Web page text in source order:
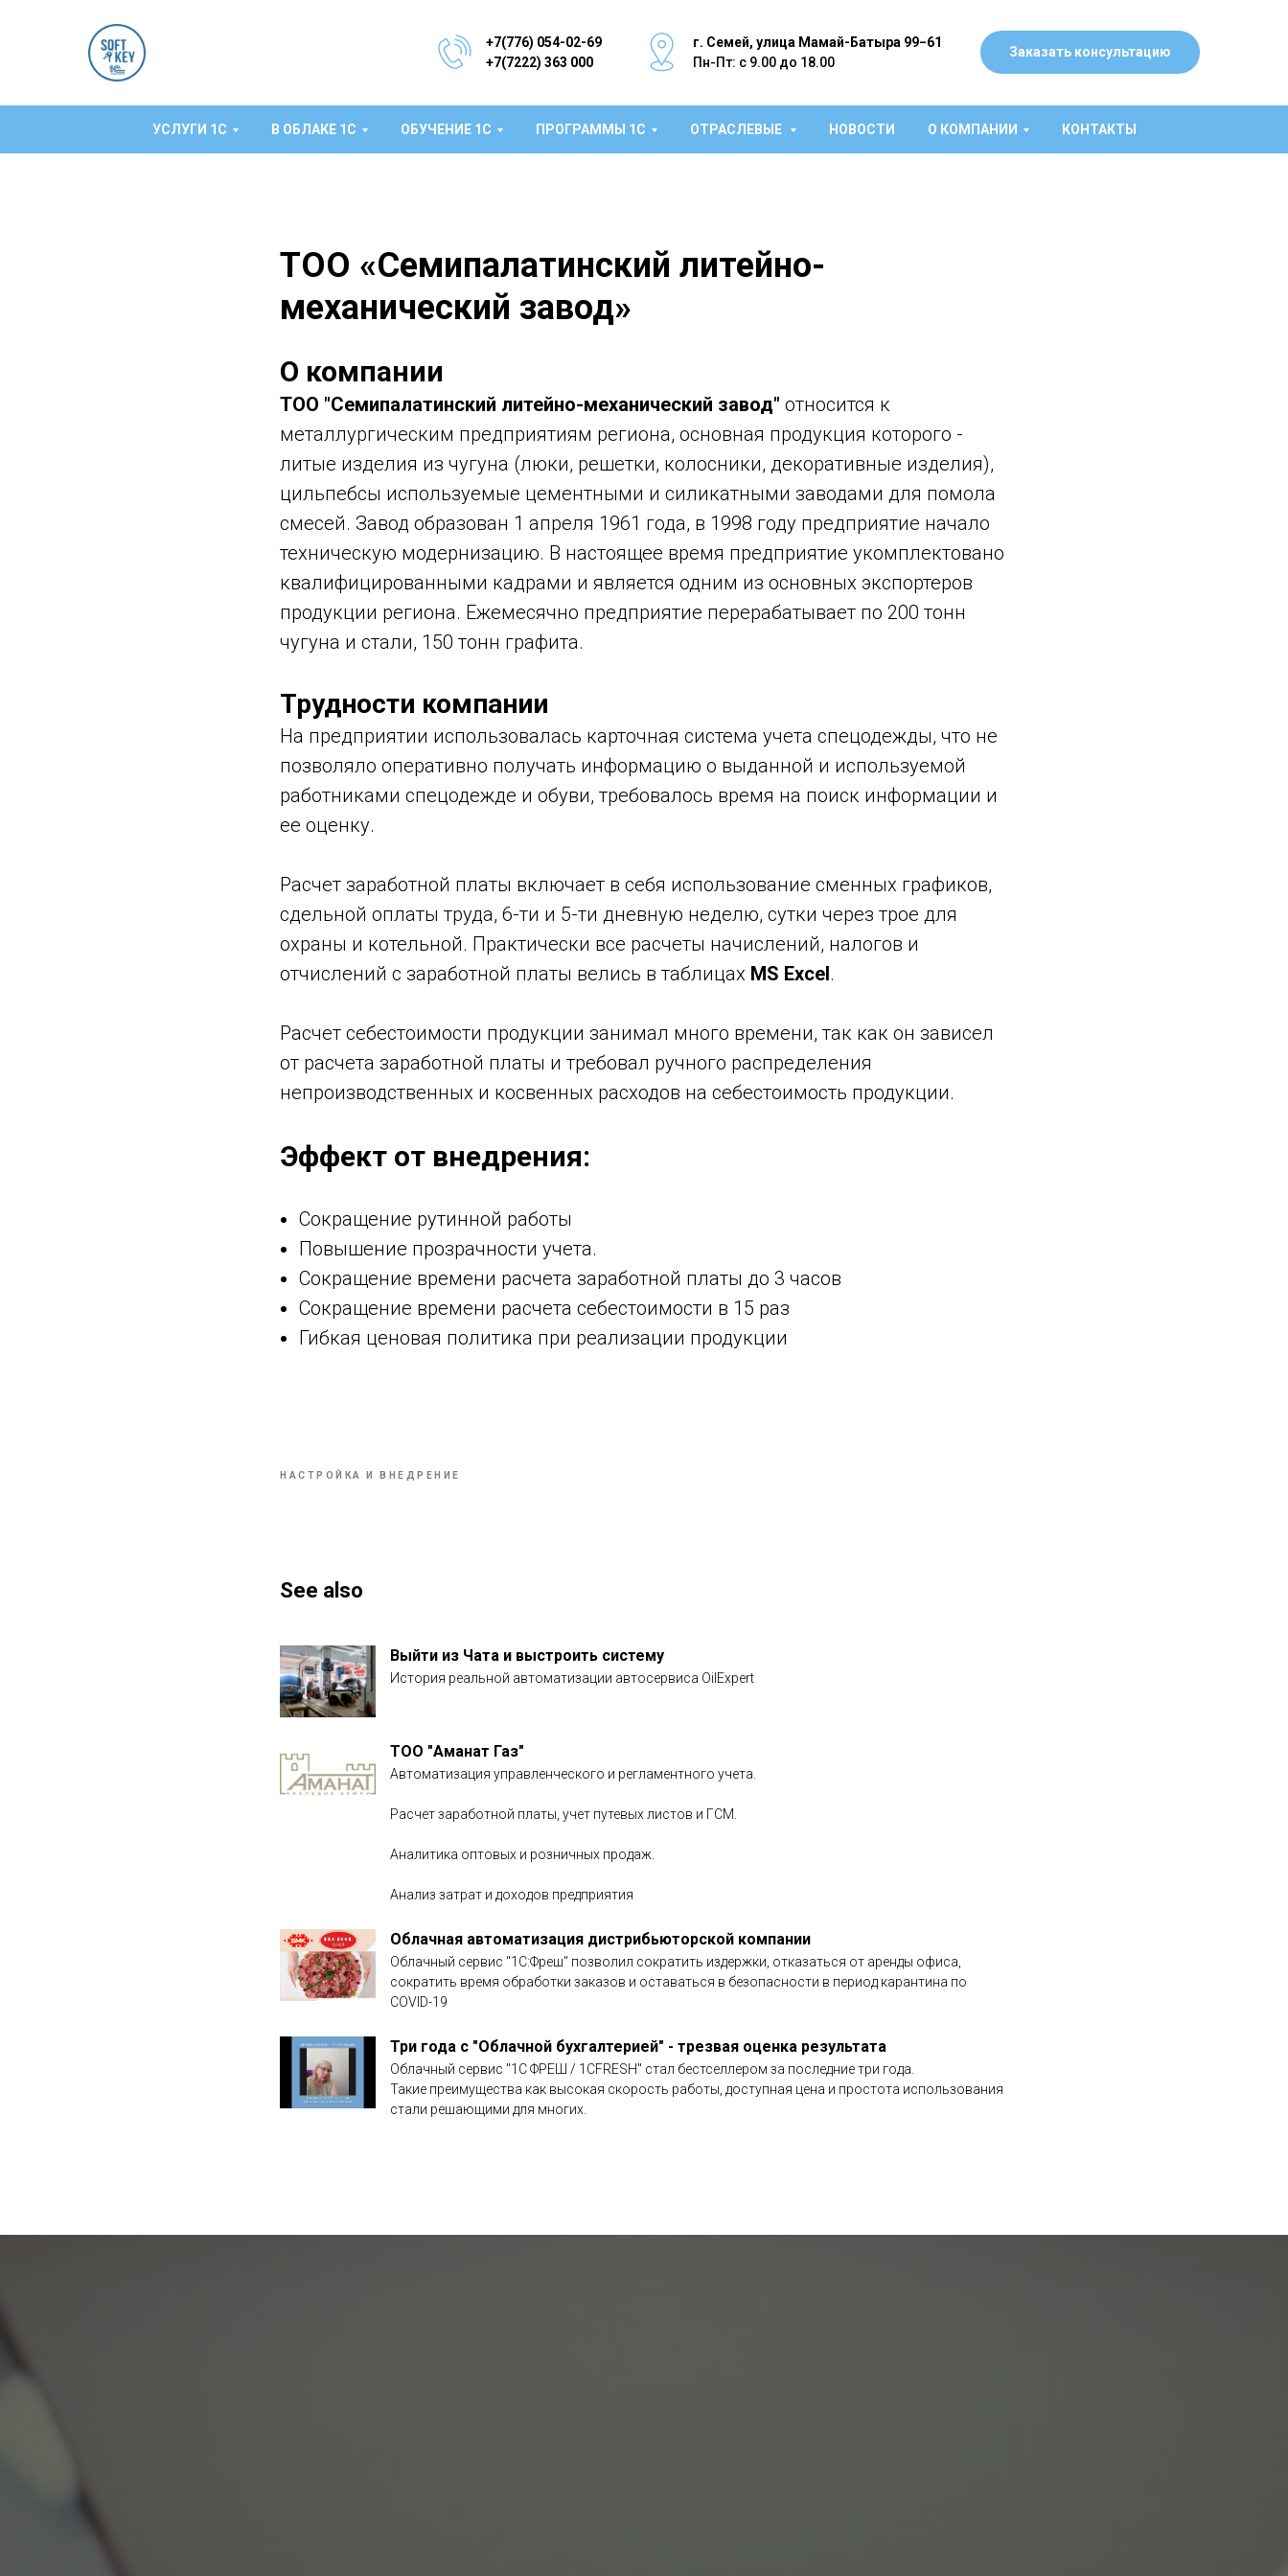
+7(776) 054-02-69
+7(7222) 363 000
г. Семей, улица Мамай-Батыра 99−61
Пн-Пт: с 9.00 до 18.00
Заказать консультацию
УСЛУГИ 1C В ОБЛАКЕ 1С ОБУЧЕНИЕ 1С ПРОГРАММЫ 1С ОТРАСЛЕВЫЕ НОВОСТИ О КОМПАНИИ КОНТАКТЫ
ТОО «Семипалатинский литейно-
механический завод»
О компании
ТОО "Семипалатинский литейно-механический завод" относится к
металлургическим предприятиям региона, основная продукция которого -
литые изделия из чугуна (люки, решетки, колосники, декоративные изделия),
цильпебсы используемые цементными и силикатными заводами для помола
смесей. Завод образован 1 апреля 1961 года, в 1998 году предприятие начало
техническую модернизацию. В настоящее время предприятие укомплектовано
квалифицированными кадрами и является одним из основных экспортеров
продукции региона. Ежемесячно предприятие перерабатывает по 200 тонн
чугуна и стали, 150 тонн графита.
Трудности компании
На предприятии использовалась карточная система учета спецодежды, что не
позволяло оперативно получать информацию о выданной и используемой
работниками спецодежде и обуви, требовалось время на поиск информации и
ее оценку.
Расчет заработной платы включает в себя использование сменных графиков,
сдельной оплаты труда, 6-ти и 5-ти дневную неделю, сутки через трое для
охраны и котельной. Практически все расчеты начислений, налогов и
отчислений с заработной платы велись в таблицах MS Excel.
Расчет себестоимости продукции занимал много времени, так как он зависел
от расчета заработной платы и требовал ручного распределения
непроизводственных и косвенных расходов на себестоимость продукции.
Эффект от внедрения:
Сокращение рутинной работы
Повышение прозрачности учета.
Сокращение времени расчета заработной платы до 3 часов
Сокращение времени расчета себестоимости в 15 раз
Гибкая ценовая политика при реализации продукции
НАСТРОЙКА И ВНЕДРЕНИЕ
See also
Выйти из Чата и выстроить систему
История реальной автоматизации автосервиса OilExpert
ТОО "Аманат Газ"
Автоматизация управленческого и регламентного учета.
Расчет заработной платы, учет путевых листов и ГСМ.
Аналитика оптовых и розничных продаж.
Анализ затрат и доходов предприятия
Облачная автоматизация дистрибьюторской компании
Облачный сервис "1С:Фреш" позволил сократить издержки, отказаться от аренды офиса,
сократить время обработки заказов и оставаться в безопасности в период карантина по
COVID-19
Три года с "Облачной бухгалтерией" - трезвая оценка результата
Облачный сервис "1С ФРЕШ / 1CFRESH" стал бестселлером за последние три года.
Такие преимущества как высокая скорость работы, доступная цена и простота использования
стали решающими для многих.